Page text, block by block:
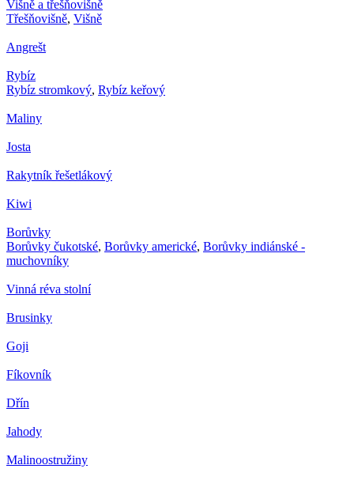
Višně a třešňovišně
Třešňovišně, Višně
Angrešt
Rybíz
Rybíz stromkový, Rybíz keřový
Maliny
Josta
Rakytník řešetlákový
Kiwi
Borůvky
Borůvky čukotské, Borůvky americké, Borůvky indiánské -
muchovníky
Vinná réva stolní
Brusinky
Goji
Fíkovník
Dřín
Jahody
Malinoostružiny